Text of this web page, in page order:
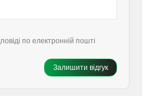
по електронній пошті
Залишити відгук